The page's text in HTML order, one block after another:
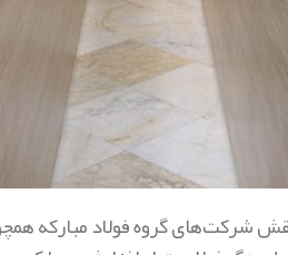
شرکت‌های گروه فولاد مبارکه